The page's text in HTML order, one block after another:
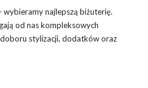
wybieramy najlepszą biżuterię.
od nas kompleksowych
stylizacji, dodatków oraz